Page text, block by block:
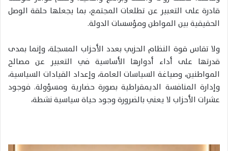
قادرة على التعبير عن تطلعات المجتمع، بما يجعلها حلقة الوصل
الحقيقية بين المواطن ومؤسسات الدولة.
ولا تقاس قوة النظام الحزبي بعدد الأحزاب المسجلة، وإنما بمدى
قدرتها على أداء أدوارها الأساسية في التعبير عن مصالح
المواطنين، وصياغة السياسات العامة، وإعداد القيادات السياسية،
وإدارة المنافسة الديمقراطية بصورة حضارية ومسؤولة. فوجود
عشرات الأحزاب لا يعني بالضرورة وجود حياة سياسية نشطة،